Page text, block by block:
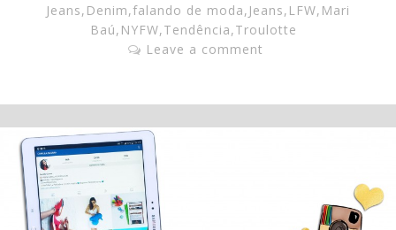
Jeans, Denim,falando de moda, Jeans, LFW, Mari
Baú, NYFW,Tendência,Troulotte
Leave a comment